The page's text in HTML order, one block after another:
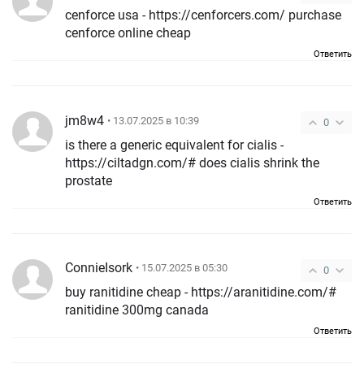
cenforce usa - https://cenforcers.com/ purchase
cenforce online cheap
Ответить
0
jm8w4 • 13.07.2025 в 10:39
is there a generic equivalent for cialis -
https://ciltadgn.com/# does cialis shrink the
prostate
Ответить
0
ConnieIsork • 15.07.2025 в 05:30
buy ranitidine cheap - https://aranitidine.com/#
ranitidine 300mg canada
Ответить